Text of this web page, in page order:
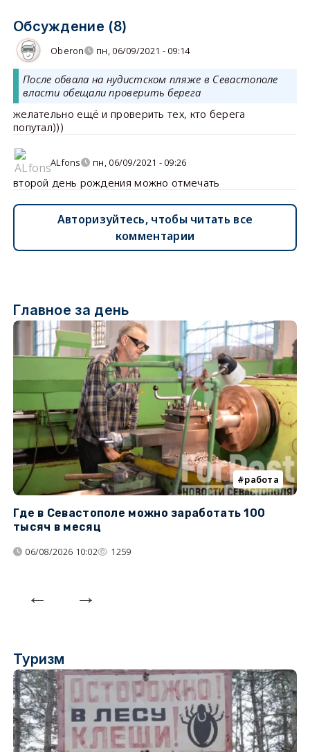
Обсуждение (8)
Oberon пн, 06/09/2021 - 09:14
После обвала на нудистском пляже в Севастополе
власти обещали проверить берега
желательно ещё и проверить тех, кто берега
попутал)))
ALfons пн, 06/09/2021 - 09:26
второй день рождения можно отмечать
Авторизуйтесь, чтобы читать все
комментарии
Главное за день
работа
Где в Севастополе можно заработать 100
тысяч в месяц
06/08/2026 10:02 1259
Туризм